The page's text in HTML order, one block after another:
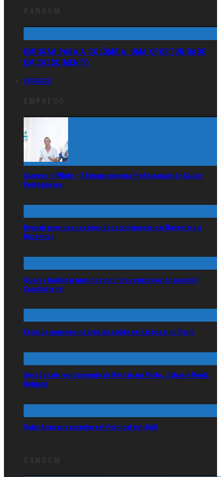
EMIGRAR PARA A COLÔMBIA: UMA OPORTUNIDADE
EM CRESCIMENTO
EMPREGO
Careers in White – A Europa procura Profissionais de Saúde
Portugueses
Ryanair promove sessões de recrutamento em Novembro e
Dezembro
Queres trabalhar num dos melhores cruzeiros do mundo?
Candidata-te!
Feira de emprego na área da saúde em Lisboa e no Porto
Sessões de recrutamento da Ryanair no Porto, Lisboa e Ponta
Delgada
Qatar Airways a recrutar em Portugal em Abril